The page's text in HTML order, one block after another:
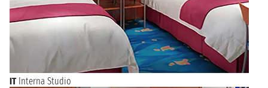
IT Interna Studio